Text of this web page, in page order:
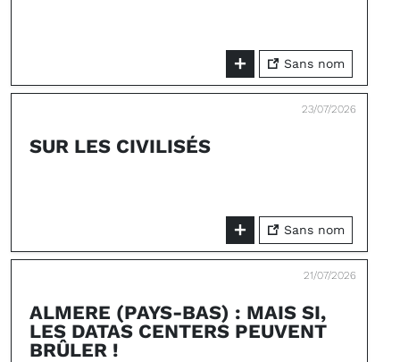
Sans nom
23/07/2026
SUR LES CIVILISÉS
Sans nom
21/07/2026
ALMERE (PAYS-BAS) : MAIS SI,
LES DATAS CENTERS PEUVENT
BRÛLER !